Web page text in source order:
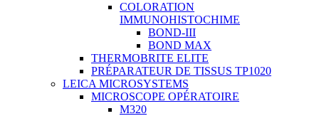
COLORATION
IMMUNOHISTOCHIME
BOND-III
BOND MAX
THERMOBRITE ELITE
PRÉPARATEUR DE TISSUS TP1020
LEICA MICROSYSTEMS
MICROSCOPE OPÉRATOIRE
M320